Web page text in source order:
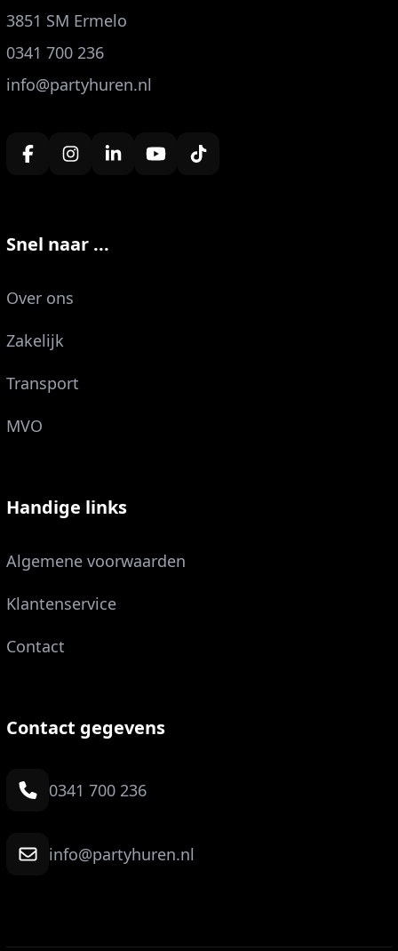
3851 SM Ermelo
0341 700 236
info@partyhuren.nl
Snel naar ...
Over ons
Zakelijk
Transport
MVO
Handige links
Algemene voorwaarden
Klantenservice
Contact
Contact gegevens
0341 700 236
info@partyhuren.nl